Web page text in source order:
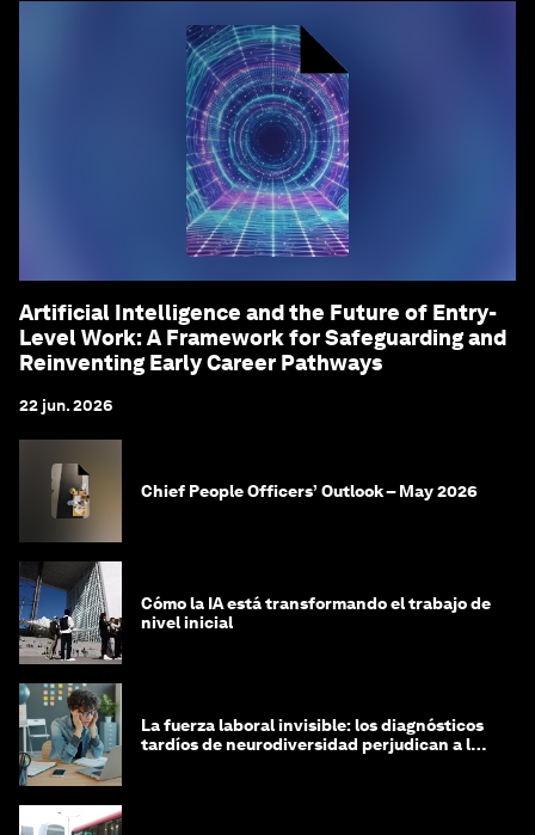
Artificial Intelligence and the Future of Entry-
Level Work: A Framework for Safeguarding and
Reinventing Early Career Pathways
22 jun. 2026
Chief People Officers’ Outlook – May 2026
Cómo la IA está transformando el trabajo de
nivel inicial
La fuerza laboral invisible: los diagnósticos
tardíos de neurodiversidad perjudican a las